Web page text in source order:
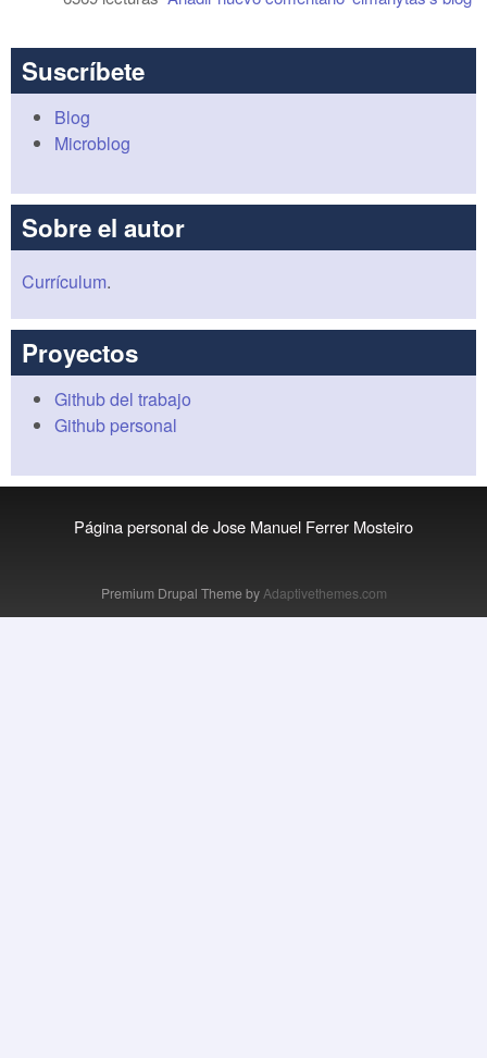
Suscríbete
Blog
Microblog
Sobre el autor
Currículum.
Proyectos
Github del trabajo
Github personal
Página personal de Jose Manuel Ferrer Mosteiro
Premium Drupal Theme by Adaptivethemes.com